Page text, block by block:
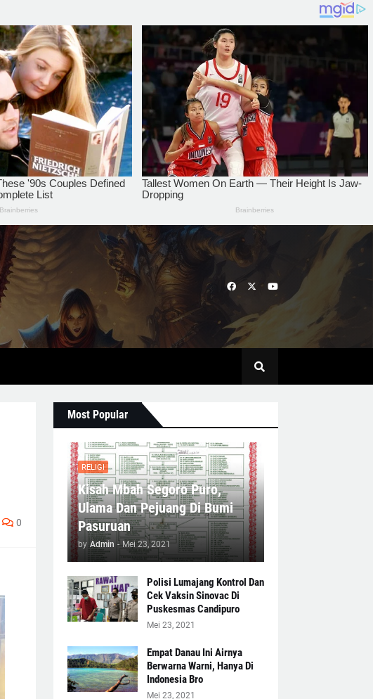
0
Most Popular
RELIGI
Kisah Mbah Segoro Puro,
Ulama Dan Pejuang Di Bumi
Pasuruan
by Admin - Mei 23, 2021
Polisi Lumajang Kontrol Dan
Cek Vaksin Sinovac Di
Puskesmas Candipuro
Mei 23, 2021
Empat Danau Ini Airnya
Berwarna Warni, Hanya Di
Indonesia Bro
Mei 23, 2021